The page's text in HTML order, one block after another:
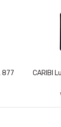
877 CARIBI